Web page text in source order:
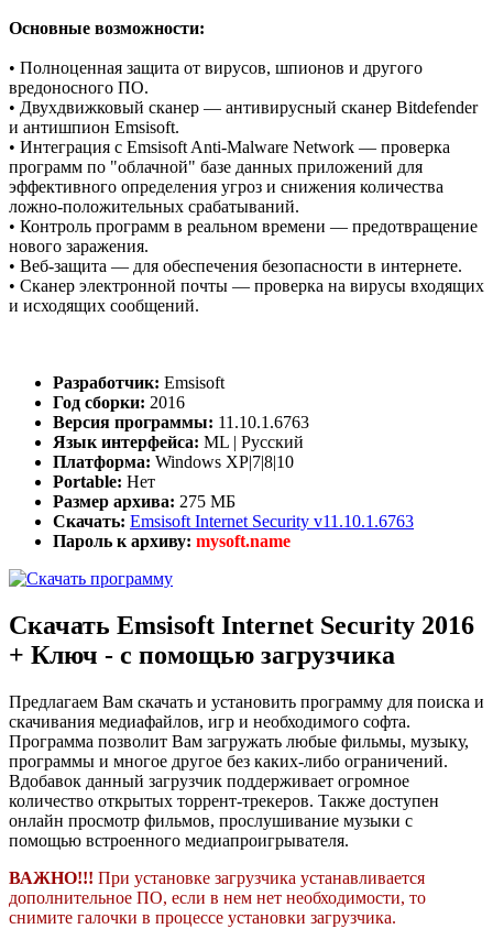
Основные возможности:
• Полноценная защита от вирусов, шпионов и другого
вредоносного ПО.
• Двухдвижковый сканер — антивирусный сканер Bitdefender
и антишпион Emsisoft.
• Интеграция с Emsisoft Anti-Malware Network — проверка
программ по "облачной" базе данных приложений для
эффективного определения угроз и снижения количества
ложно-положительных срабатываний.
• Контроль программ в реальном времени — предотвращение
нового заражения.
• Веб-защита — для обеспечения безопасности в интернете.
• Сканер электронной почты — проверка на вирусы входящих
и исходящих сообщений.
Разработчик: Emsisoft
Год сборки: 2016
Версия программы: 11.10.1.6763
Язык интерфейса: ML | Русский
Платформа: Windows XP|7|8|10
Portable: Нет
Размер архива: 275 МБ
Скачать: Emsisoft Internet Security v11.10.1.6763
Пароль к архиву: mysoft.name
Скачать Emsisoft Internet Security 2016
+ Ключ - с помощью загрузчика
Предлагаем Вам скачать и установить программу для поиска и
скачивания медиафайлов, игр и необходимого софта.
Программа позволит Вам загружать любые фильмы, музыку,
программы и многое другое без каких-либо ограничений.
Вдобавок данный загрузчик поддерживает огромное
количество открытых торрент-трекеров. Также доступен
онлайн просмотр фильмов, прослушивание музыки с
помощью встроенного медиапроигрывателя.
ВАЖНО!!! При установке загрузчика устанавливается
дополнительное ПО, если в нем нет необходимости, то
снимите галочки в процессе установки загрузчика.